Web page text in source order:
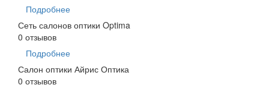
Подробнее
Сеть салонов оптики Optima
0 отзывов
Подробнее
Салон оптики Айрис Оптика
0 отзывов